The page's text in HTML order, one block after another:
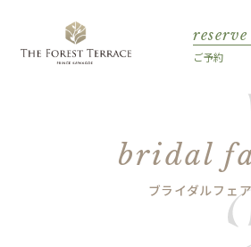
reserve
ご予約
bridal
ブライダルフェア